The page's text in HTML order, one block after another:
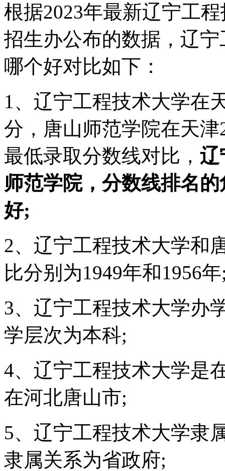
根据2023年最新辽宁工
招生办公布的数据，辽
哪个好对比如下：
1、辽宁工程技术大学在
分，唐山师范学院在天
最低录取分数线对比， 辽
师范学院，分数线排名
好;
2、辽宁工程技术大学和
比分别为1949年和1956
3、辽宁工程技术大学办
学层次为本科;
4、辽宁工程技术大学是
在河北唐山市;
5、辽宁工程技术大学隶
隶属关系为省政府;